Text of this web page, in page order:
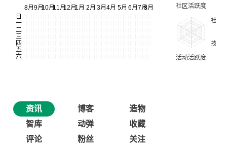
资讯 博客
造物
智库
动弹
收藏
评论
粉丝 关注